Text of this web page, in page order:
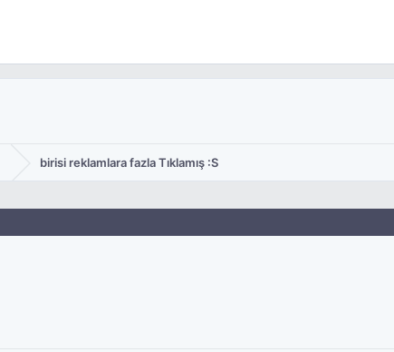
birisi reklamlara fazla Tıklamış :S